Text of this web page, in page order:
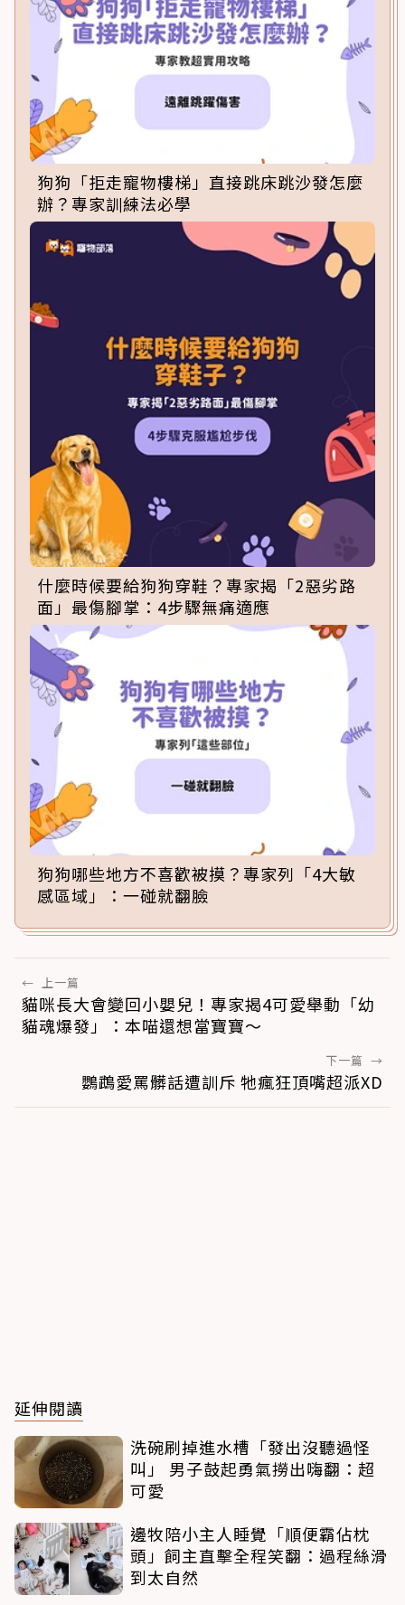
狗狗「拒走寵物樓梯」直接跳床跳沙發怎麼
辦？專家訓練法必學
什麼時候要給狗狗穿鞋？專家揭「2惡劣路
面」最傷腳掌：4步驟無痛適應
狗狗哪些地方不喜歡被摸？專家列「4大敏
感區域」：一碰就翻臉
← 上一篇
貓咪長大會變回小嬰兒！專家揭4可愛舉動「幼
貓魂爆發」：本喵還想當寶寶～
下一篇 →
鸚鵡愛罵髒話遭訓斥 牠瘋狂頂嘴超派XD
延伸閱讀
洗碗刷掉進水槽「發出沒聽過怪
叫」 男子鼓起勇氣撈出嗨翻：超
可愛
邊牧陪小主人睡覺「順便霸佔枕
頭」飼主直擊全程笑翻：過程絲滑
到太自然